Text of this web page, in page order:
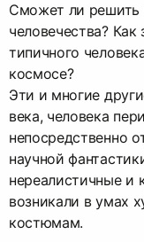
Сможет ли решить
человечества?
типичного
космосе?
Эти и многие
века, человека
непосредственно
научной
нереалистичные и
возникали в умах
костюмам.